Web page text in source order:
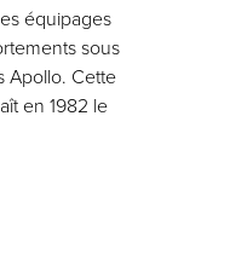
équipages
sous
Apollo. Cette
en 1982 le